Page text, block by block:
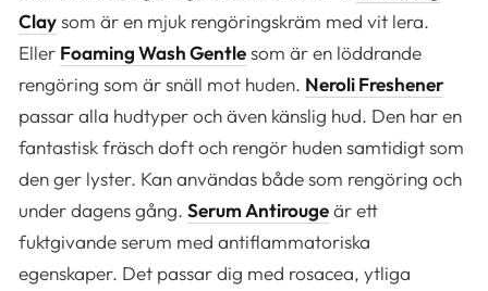
Claysom är en mjuk rengöringskräm med vit lera.
Eller Foaming Wash Gentlesom är en löddrande
rengöring som är snäll mot huden. Neroli Freshener
passar alla hudtyper och även känslig hud. Den har en
fantastisk fräsch doft och rengör huden samtidigt som
den ger lyster. Kan användas både som rengöring och
under dagens gång.Serum Antirougeär ett
fuktgivande serum med antiflammatoriska
egenskaper. Det passar dig med rosacea, ytliga